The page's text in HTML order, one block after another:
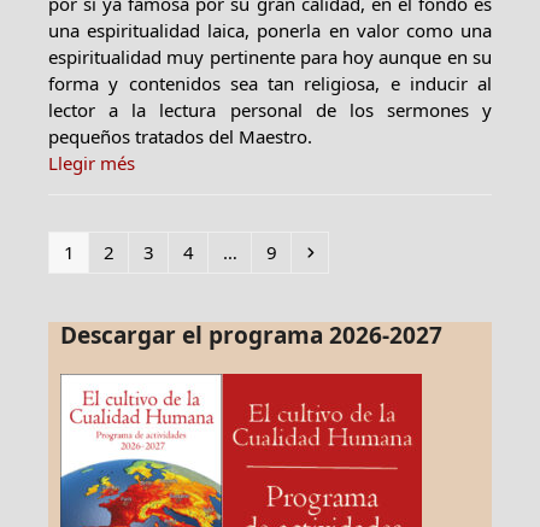
una espiritualidad laica, ponerla en valor como una
espiritualidad muy pertinente para hoy aunque en su
forma y contenidos sea tan religiosa, e inducir al
lector a la lectura personal de los sermones y
pequeños tratados del Maestro.
Llegir més
Page
1 Page
2 Page
3 Page
4 … Page
9 Siguiente
Descargar el programa 2026-2027